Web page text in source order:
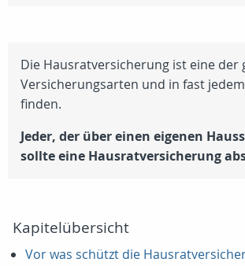
Die Hausratversicherung ist eine der
Versicherungsarten und in fast
finden.
Jeder, der über einen eigenen
sollte eine Hausratversicherung
Kapitelübersicht
Vor was schützt die